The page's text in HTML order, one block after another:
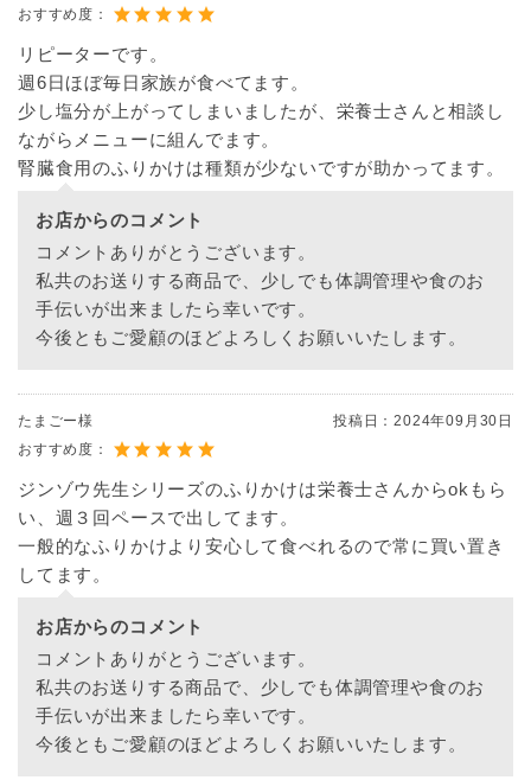
おすすめ度：
リピーターです。
週6日ほぼ毎日家族が食べてます。
少し塩分が上がってしまいましたが、栄養士さんと相談し
ながらメニューに組んでます。
腎臓食用のふりかけは種類が少ないですが助かってます。
お店からのコメント
コメントありがとうございます。
私共のお送りする商品で、少しでも体調管理や食のお
手伝いが出来ましたら幸いです。
今後ともご愛顧のほどよろしくお願いいたします。
たまごー様 投稿日：2024年09月30日
おすすめ度：
ジンゾウ先生シリーズのふりかけは栄養士さんからokもら
い、週３回ペースで出してます。
一般的なふりかけより安心して食べれるので常に買い置き
してます。
お店からのコメント
コメントありがとうございます。
私共のお送りする商品で、少しでも体調管理や食のお
手伝いが出来ましたら幸いです。
今後ともご愛顧のほどよろしくお願いいたします。